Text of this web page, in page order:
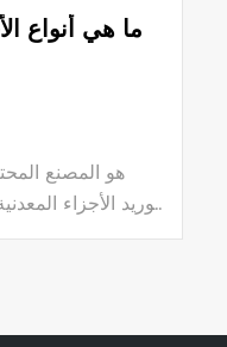
ما هي أنواع
توريد الأجزاء
توفير خدمات